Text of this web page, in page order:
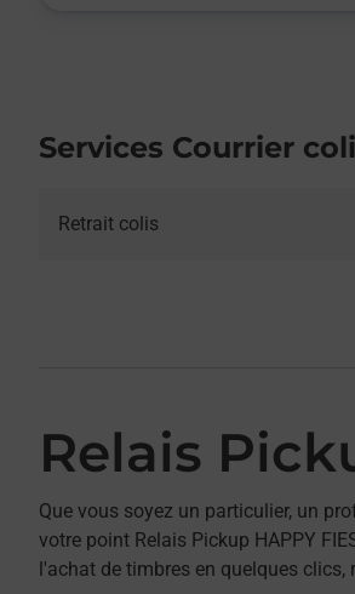
Services Courrier
Retrait colis
Relais
Que vous soyez un particulier, un
votre point Relais Pickup HAPPY
l'achat de timbres en quelques clics,